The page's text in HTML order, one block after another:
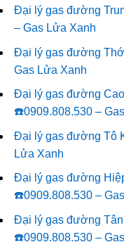
Đại lý gas đường
– Gas Lửa Xanh
Đại lý gas đường
Gas Lửa Xanh
Đại lý gas đường
☎️0909.808.530 –
Đại lý gas đường Tô
Lửa Xanh
Đại lý gas đường
☎️0909.808.530 –
Đại lý gas đường
☎️0909.808.530 –